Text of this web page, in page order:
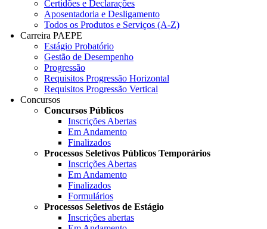
Certidões e Declarações
Aposentadoria e Desligamento
Todos os Produtos e Serviços (A-Z)
Carreira PAEPE
Estágio Probatório
Gestão de Desempenho
Progressão
Requisitos Progressão Horizontal
Requisitos Progressão Vertical
Concursos
Concursos Públicos
Inscrições Abertas
Em Andamento
Finalizados
Processos Seletivos Públicos Temporários
Inscrições Abertas
Em Andamento
Finalizados
Formulários
Processos Seletivos de Estágio
Inscrições abertas